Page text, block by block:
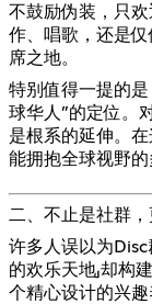
不鼓励伪装，只
作、唱歌，还是
席之地。
特别值得一提的
球华人”的定位。
是根系的延伸。
能拥抱全球视野的
二、不止是社群
许多人误以为Disc
的欢乐天地」却构
个精心设计的兴趣